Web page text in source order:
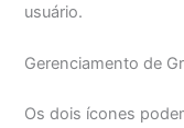
usuário.
Gerenciamento de
Os dois ícones